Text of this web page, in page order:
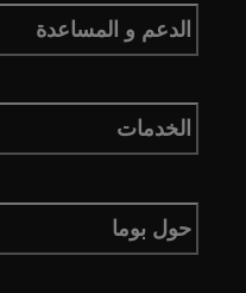
الدعم و المساعدة
الخدمات
حول بوما